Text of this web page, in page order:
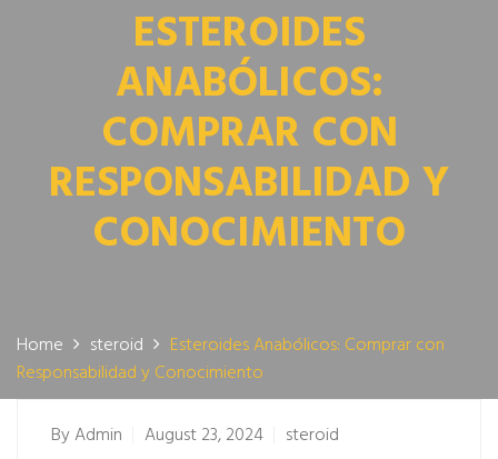
ESTEROIDES
ANABÓLICOS:
COMPRAR CON
RESPONSABILIDAD Y
CONOCIMIENTO
Home steroid
Esteroides Anabólicos: Comprar con
Responsabilidad y Conocimiento
ByAdmin August 23, 2024
steroid